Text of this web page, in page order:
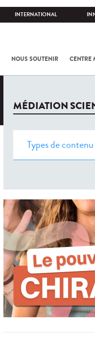
INTERNATIONAL
NOUS SOUTENIR CENTRE
MÉDIATION